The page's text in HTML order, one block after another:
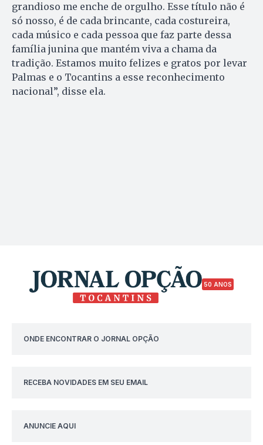
grandioso me enche de orgulho. Esse título não é
só nosso, é de cada brincante, cada costureira,
cada músico e cada pessoa que faz parte dessa
família junina que mantém viva a chama da
tradição. Estamos muito felizes e gratos por levar
Palmas e o Tocantins a esse reconhecimento
nacional”, disse ela.
50 ANOS
ONDE ENCONTRAR O JORNAL OPÇÃO
RECEBA NOVIDADES EM SEU EMAIL
ANUNCIE AQUI